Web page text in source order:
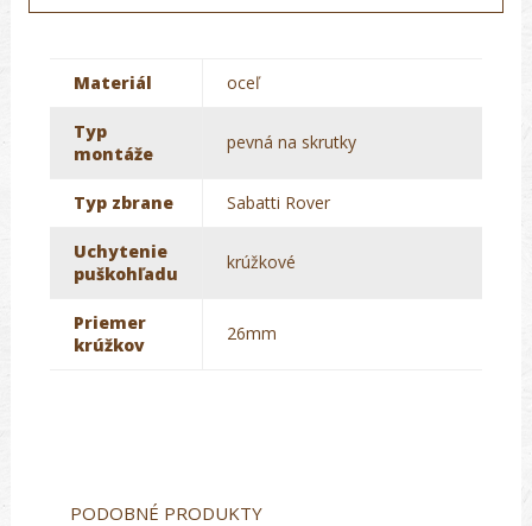
Materiál oceľ
Typ
montáže
pevná na skrutky
Typ zbrane Sabatti Rover
Uchytenie
puškohľadu
krúžkové
Priemer
krúžkov
26mm
PODOBNÉ PRODUKTY